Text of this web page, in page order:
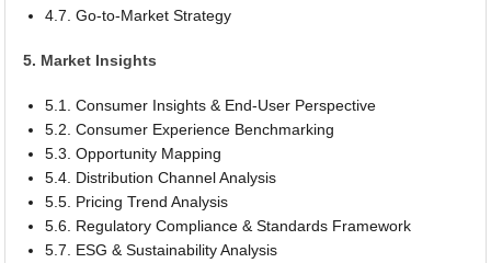
4.7. Go-to-Market Strategy
5. Market Insights
5.1. Consumer Insights & End-User Perspective
5.2. Consumer Experience Benchmarking
5.3. Opportunity Mapping
5.4. Distribution Channel Analysis
5.5. Pricing Trend Analysis
5.6. Regulatory Compliance & Standards Framework
5.7. ESG & Sustainability Analysis